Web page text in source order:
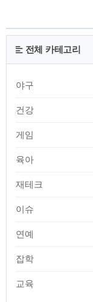
데, 이름
한 미부 미
법 및 기능
으로 부작
전체 카테고리
야구
건강
게임
육아
재테크
이슈
연예
잡학
교육